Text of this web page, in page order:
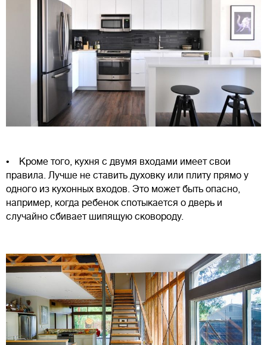
• Кроме того, кухня с двумя входами имеет свои
правила. Лучше не ставить духовку или плиту прямо у
одного из кухонных входов. Это может быть опасно,
например, когда ребенок спотыкается о дверь и
случайно сбивает шипящую сковороду.